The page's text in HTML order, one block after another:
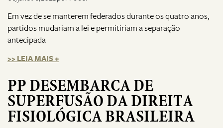
Em vez de se manterem federados durante os quatro anos,
partidos mudariam a lei e permitiriam a separação
antecipada
>> LEIA MAIS +
PP DESEMBARCA DE
SUPERFUSÃO DA DIREITA
FISIOLÓGICA BRASILEIRA